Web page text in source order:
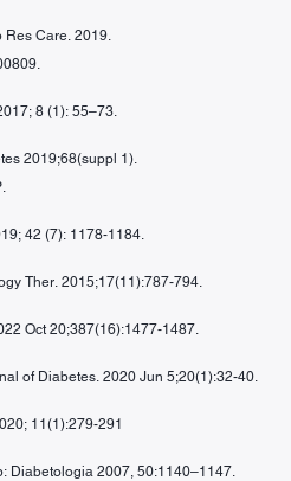
Res Care. 2019.
8 (1): 55–73.
2019;68(suppl 1).
42 (7): 1178-1184.
Ther. 2015;17(11):787-794.
Oct 20;387(16):1477-1487.
of Diabetes. 2020 Jun 5;20(1):32-40.
11(1):279-291
Diabetologia 2007, 50:1140–1147.